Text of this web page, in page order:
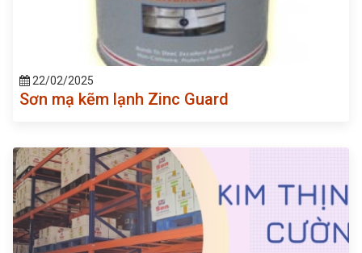
22/02/2025
Sơn mạ kẽm lạnh Zinc Guard